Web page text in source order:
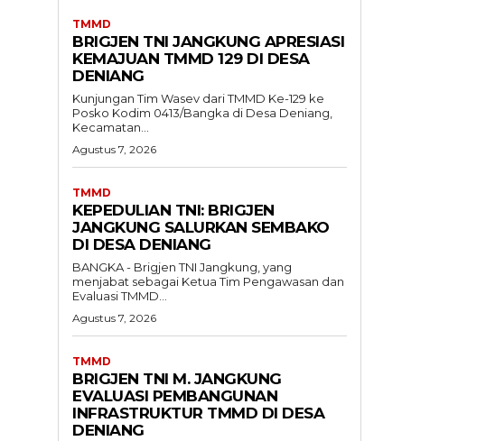
TMMD
BRIGJEN TNI JANGKUNG APRESIASI
KEMAJUAN TMMD 129 DI DESA
DENIANG
Kunjungan Tim Wasev dari TMMD Ke-129 ke
Posko Kodim 0413/Bangka di Desa Deniang,
Kecamatan...
Agustus 7, 2026
TMMD
KEPEDULIAN TNI: BRIGJEN
JANGKUNG SALURKAN SEMBAKO
DI DESA DENIANG
BANGKA - Brigjen TNI Jangkung, yang
menjabat sebagai Ketua Tim Pengawasan dan
Evaluasi TMMD...
Agustus 7, 2026
TMMD
BRIGJEN TNI M. JANGKUNG
EVALUASI PEMBANGUNAN
INFRASTRUKTUR TMMD DI DESA
DENIANG